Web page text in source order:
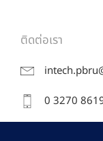
ติดต่อเรา
0 3270